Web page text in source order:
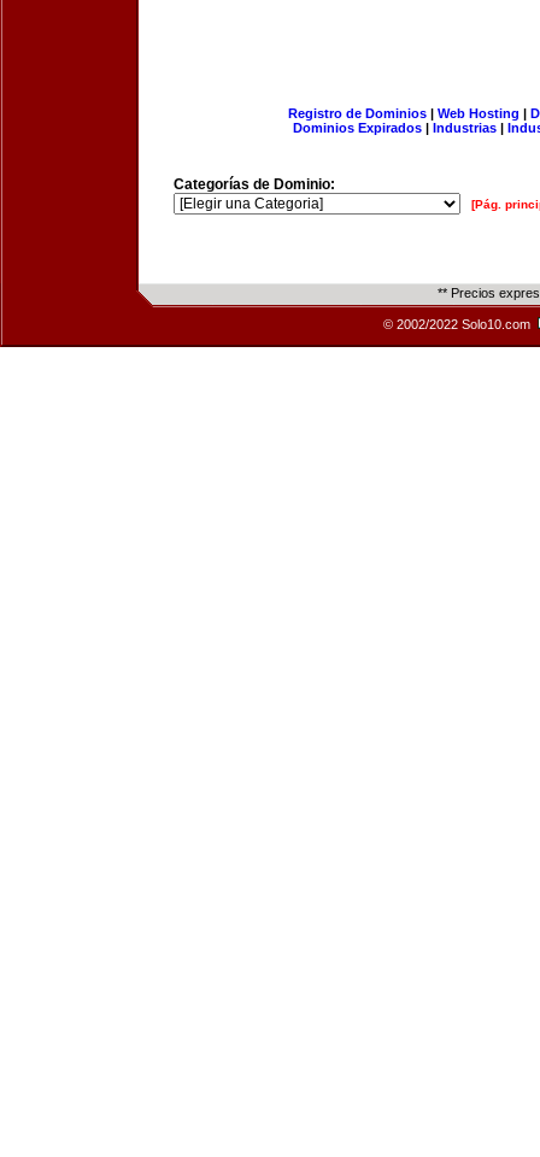
Registro de Dominios| Web Hosting |
Dominios Expirados | Industrias |
Categorías de Dominio:
[Pág.
** Precios
© 2002/2022 Solo10.com